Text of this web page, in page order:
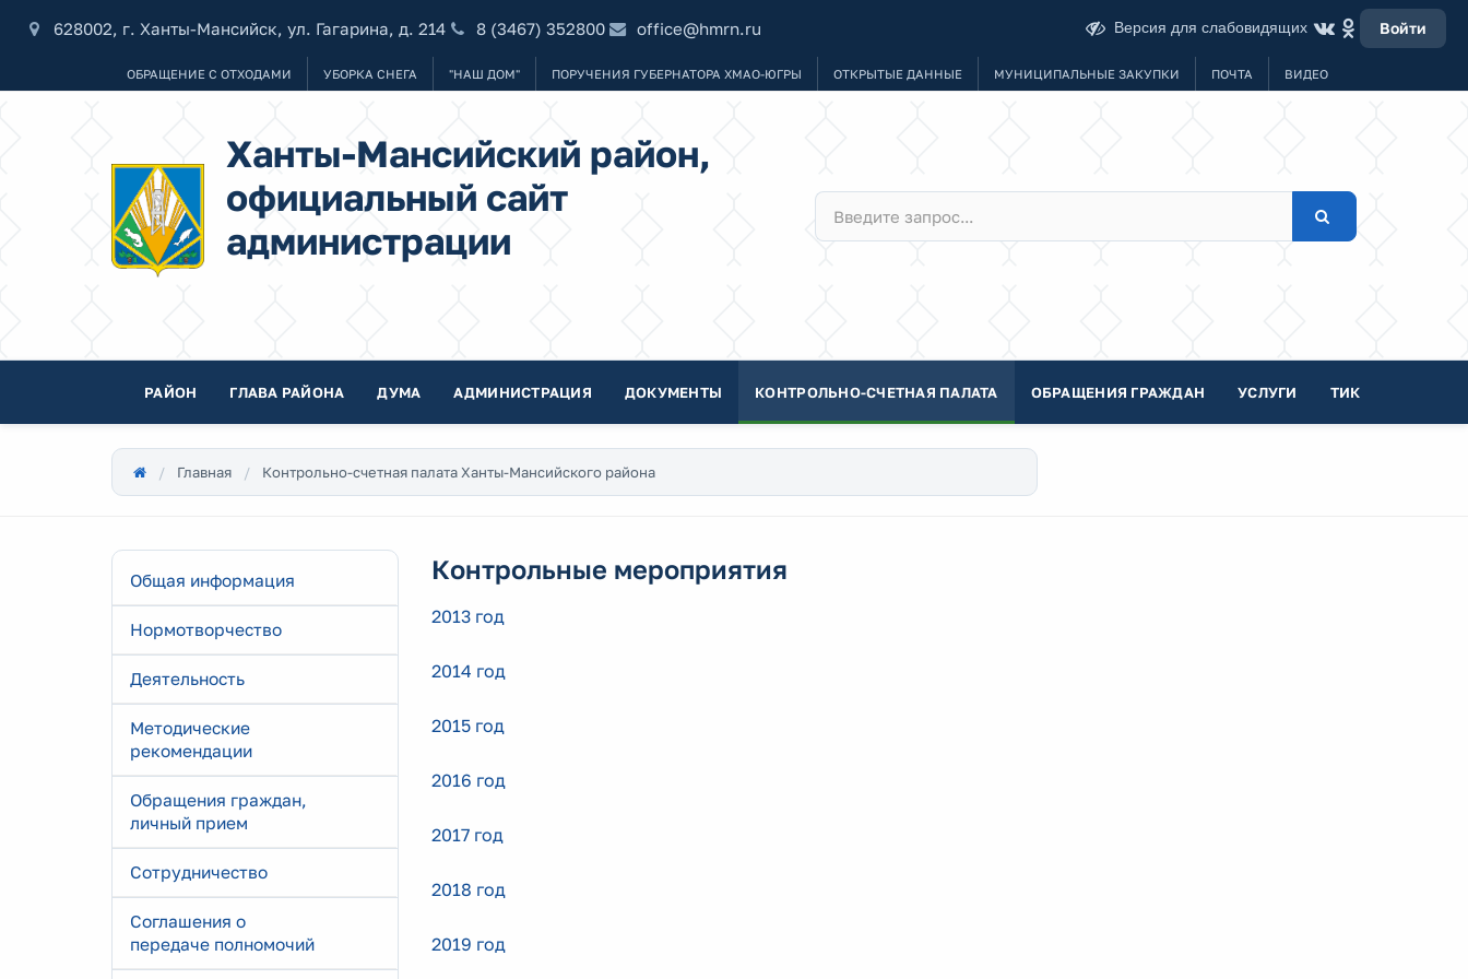
628002, г. Ханты-Мансийск, ул. Гагарина, д. 214 8 (3467) 352800 office@hmrn.ru Версия для слабовидящих Войти
ОБРАЩЕНИЕ С ОТХОДАМИ УБОРКА СНЕГА "НАШ ДОМ" ПОРУЧЕНИЯ ГУБЕРНАТОРА ХМАО-ЮГРЫ ОТКРЫТЫЕ ДАННЫЕ МУНИЦИПАЛЬНЫЕ ЗАКУПКИ ПОЧТА ВИДЕО
Ханты-Мансийский район,
официальный сайт
администрации
РАЙОН ГЛАВА РАЙОНА ДУМА АДМИНИСТРАЦИЯ ДОКУМЕНТЫ КОНТРОЛЬНО-СЧЕТНАЯ ПАЛАТА ОБРАЩЕНИЯ ГРАЖДАН УСЛУГИ ТИК
Главная Контрольно-счетная палата Ханты-Мансийского района
Общая информация
Нормотворчество
Деятельность
Методические
рекомендации
Обращения граждан,
личный прием
Сотрудничество
Соглашения о
передаче полномочий
Контрольные мероприятия
2013 год
2014 год
2015 год
2016 год
2017 год
2018 год
2019 год